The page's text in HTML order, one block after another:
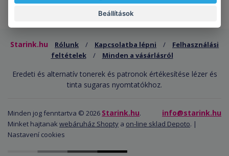
Starink.hu Rólunk / Kapcsolatba lépni /
Felhasználási
feltételek
/ Minden a vásárlásról
Eredeti és alternatív tonerek és patronok értékesítése lézer és
tinta sugaras nyomtatókhoz.
info@starink.hu
Minden jog fenntartva © 2026 Starink.hu.
Minket hajtanak webáruház Shopty a on-line sklad Depoto. |
Nastavení cookies
Beállítások